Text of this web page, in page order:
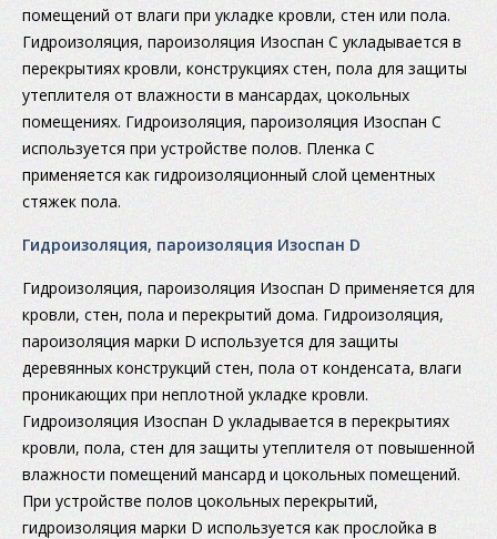
помещений от влаги при укладке кровли, стен или пола.
Гидроизоляция, пароизоляция Изоспан С укладывается в
перекрытиях кровли, конструкциях стен, пола для защиты
утеплителя от влажности в мансардах, цокольных
помещениях. Гидроизоляция, пароизоляция Изоспан С
используется при устройстве полов. Пленка С
применяется как гидроизоляционный слой цементных
стяжек пола.
Гидроизоляция, пароизоляция Изоспан D
Гидроизоляция, пароизоляция Изоспан D применяется для
кровли, стен, пола и перекрытий дома. Гидроизоляция,
пароизоляция марки D используется для защиты
деревянных конструкций стен, пола от конденсата, влаги
проникающих при неплотной укладке кровли.
Гидроизоляция Изоспан D укладывается в перекрытиях
кровли, пола, стен для защиты утеплителя от повышенной
влажности помещений мансард и цокольных помещений.
При устройстве полов цокольных перекрытий,
гидроизоляция марки D используется как прослойка в